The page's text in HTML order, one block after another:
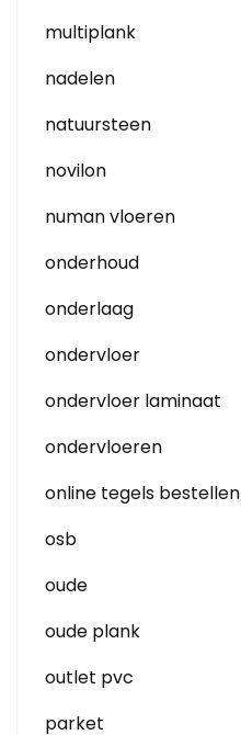
multiplank
nadelen
natuursteen
novilon
numan vloeren
onderhoud
onderlaag
ondervloer
ondervloer laminaat
ondervloeren
online tegels bestellen
osb
oude
oude plank
outlet pvc
parket